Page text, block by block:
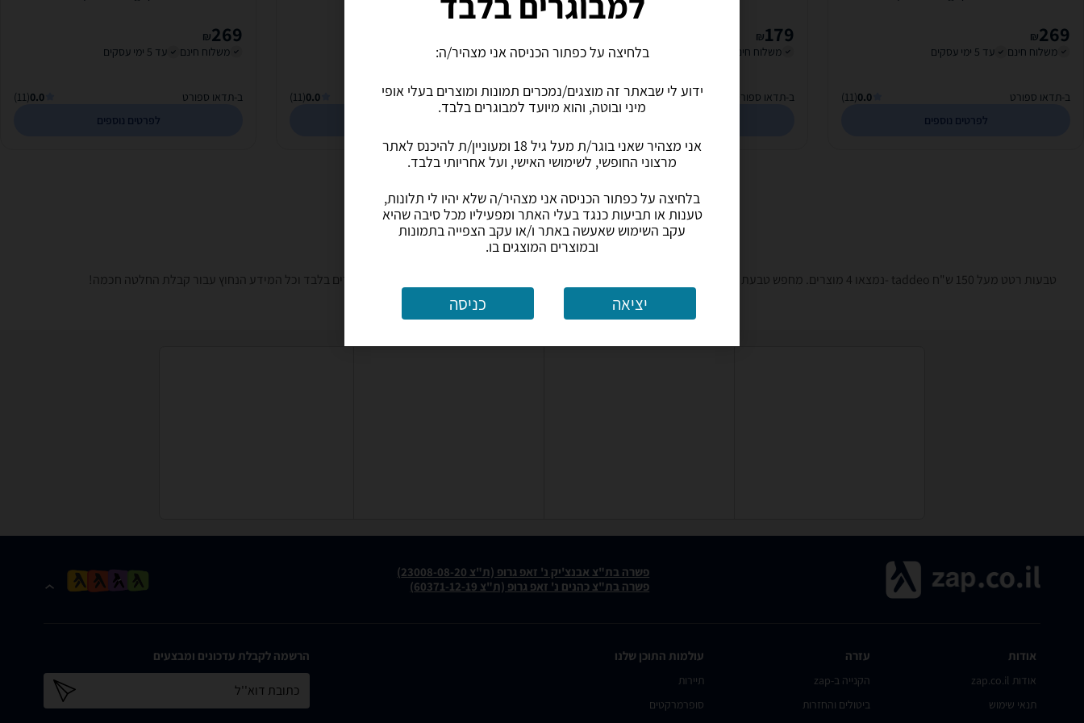
269
₪
משלוח חינם
עד 5 ימי עסקים
ב-תדאו ספורט 0.0
(11)
לפרטים נוספים
179
₪
משלוח חינם
ב-תדאו ספורט 0.0
(11)
משלוח חינם
עד 5 ימי עסקים
ב-תדאו ספורט 0.0
(11)
269
₪
משלוח חינם
עד 5 ימי עסקים
ב-תדאו ספורט 0.0
(11)
לפרטים נוספים
טבעות רטט ‏מעל 150 ‏ש"ח ‏taddeo -נמצאו 4 מוצרים. מחפש טבעת רטט? רק בזאפ תמצאו חוות דעת, השוואת מחירים ביותר מאלף חנויות בתחום מבוגרים בלבד וכל המידע הנחוץ עבור קבלת החלטה חכמה!
פשרה בת"צ אבנצ'יק נ' זאפ גרופ (ת"צ 23008-08-20)
פשרה בת"צ כהנים נ' זאפ גרופ (ת"צ 60371-12-19)
אודות
אודות zap.co.il
תנאי שימוש
עזרה
הקנייה ב-zap
ביטולים והחזרות
עולמות התוכן שלנו
תיירות
סופרמרקטים
הרשמה לקבלת עדכונים ומבצעים
כתובת דוא''ל
בלחיצה על כפתור הכניסה אני מצהיר/ה:
ידוע לי שבאתר זה מוצגים/נמכרים תמונות ומוצרים בעלי אופי
מיני ובוטה, והוא מיועד למבוגרים בלבד.
אני מצהיר שאני בוגר/ת מעל גיל 18 ומעוניין/ת להיכנס לאתר
מרצוני החופשי, לשימושי האישי, ועל אחריותי בלבד.
בלחיצה על כפתור הכניסה אני מצהיר/ה שלא יהיו לי תלונות,
טענות או תביעות כנגד בעלי האתר ומפעיליו מכל סיבה שהיא
עקב השימוש שאעשה באתר ו/או עקב הצפייה בתמונות
ובמוצרים המוצגים בו.
יציאה כניסה